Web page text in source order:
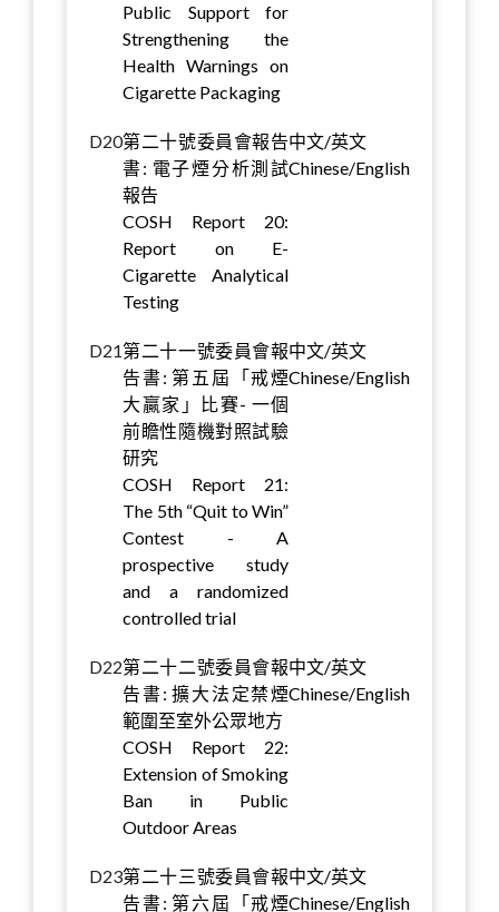
Public Support for
Strengthening the
Health Warnings on
Cigarette Packaging
D20第二十號委員會報告
書: 電子煙分析測試
報告
COSH Report 20:
Report on E-
Cigarette Analytical
Testing
中文/英文
Chinese/English
D21第二十一號委員會報
告書: 第五屆「戒煙
大贏家」比賽- 一個
前瞻性隨機對照試驗
研究
COSH Report 21:
The 5th “Quit to Win”
Contest - A
prospective study
and a randomized
controlled trial
中文/英文
Chinese/English
D22第二十二號委員會報
告書: 擴大法定禁煙
範圍至室外公眾地方
COSH Report 22:
Extension of Smoking
Ban in Public
Outdoor Areas
中文/英文
Chinese/English
D23第二十三號委員會報
告書: 第六屆「戒煙
中文/英文
Chinese/English